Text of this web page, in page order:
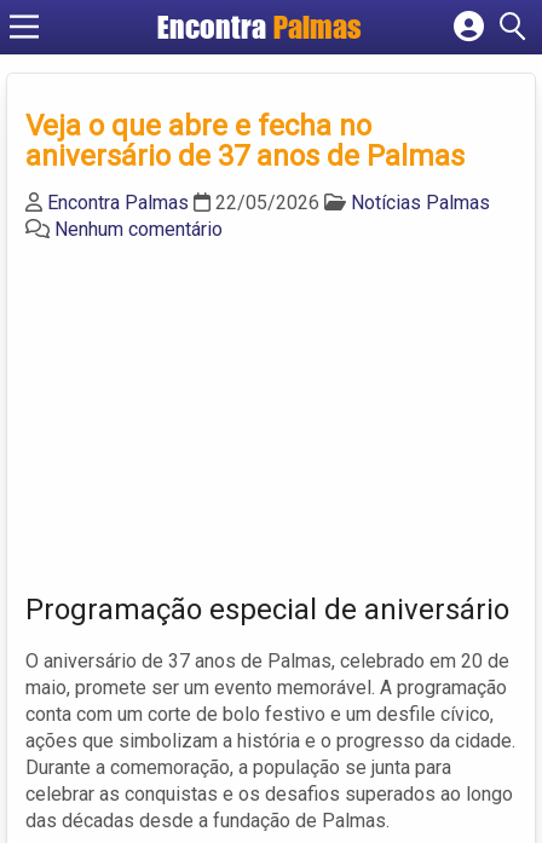
Encontra Palmas
Cadastrar empresa
Criar conta
Veja o que abre e fecha no
aniversário de 37 anos de Palmas
Encontra Palmas 22/05/2026
Notícias Palmas
Nenhum comentário
Programação especial de aniversário
O aniversário de 37 anos de Palmas, celebrado em 20 de
maio, promete ser um evento memorável. A programação
conta com um corte de bolo festivo e um desfile cívico,
ações que simbolizam a história e o progresso da cidade.
Durante a comemoração, a população se junta para
celebrar as conquistas e os desafios superados ao longo
das décadas desde a fundação de Palmas.